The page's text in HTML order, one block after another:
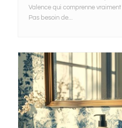
Valence qui comprenne
Pas besoin de...